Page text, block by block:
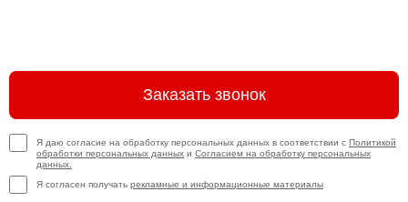
Заказать звонок
Я даю согласие на обработку персональных данных в соответствии с Политикой
обработки персональных данных и Согласием на обработку персональных
данных.
Я согласен получать рекламные и информационные материалы